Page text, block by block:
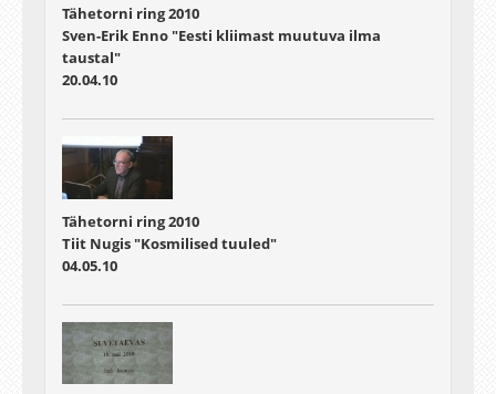
Tähetorni ring 2010
Sven-Erik Enno "Eesti kliimast muutuva ilma
taustal"
20.04.10
Tähetorni ring 2010
Tiit Nugis "Kosmilised tuuled"
04.05.10